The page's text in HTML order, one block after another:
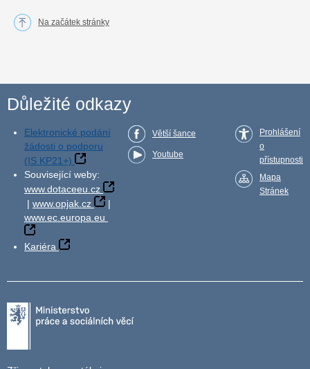
Na začátek stránky
Důležité odkazy
Elektronické podání
žádosti o podporu
(IS KP21+)
Související weby:
www.dotaceeu.cz
| www.opjak.cz
|
www.ec.europa.eu
Kariéra
Větší šance
Youtube
Prohlášení
o
přístupnosti
Mapa
Stránek